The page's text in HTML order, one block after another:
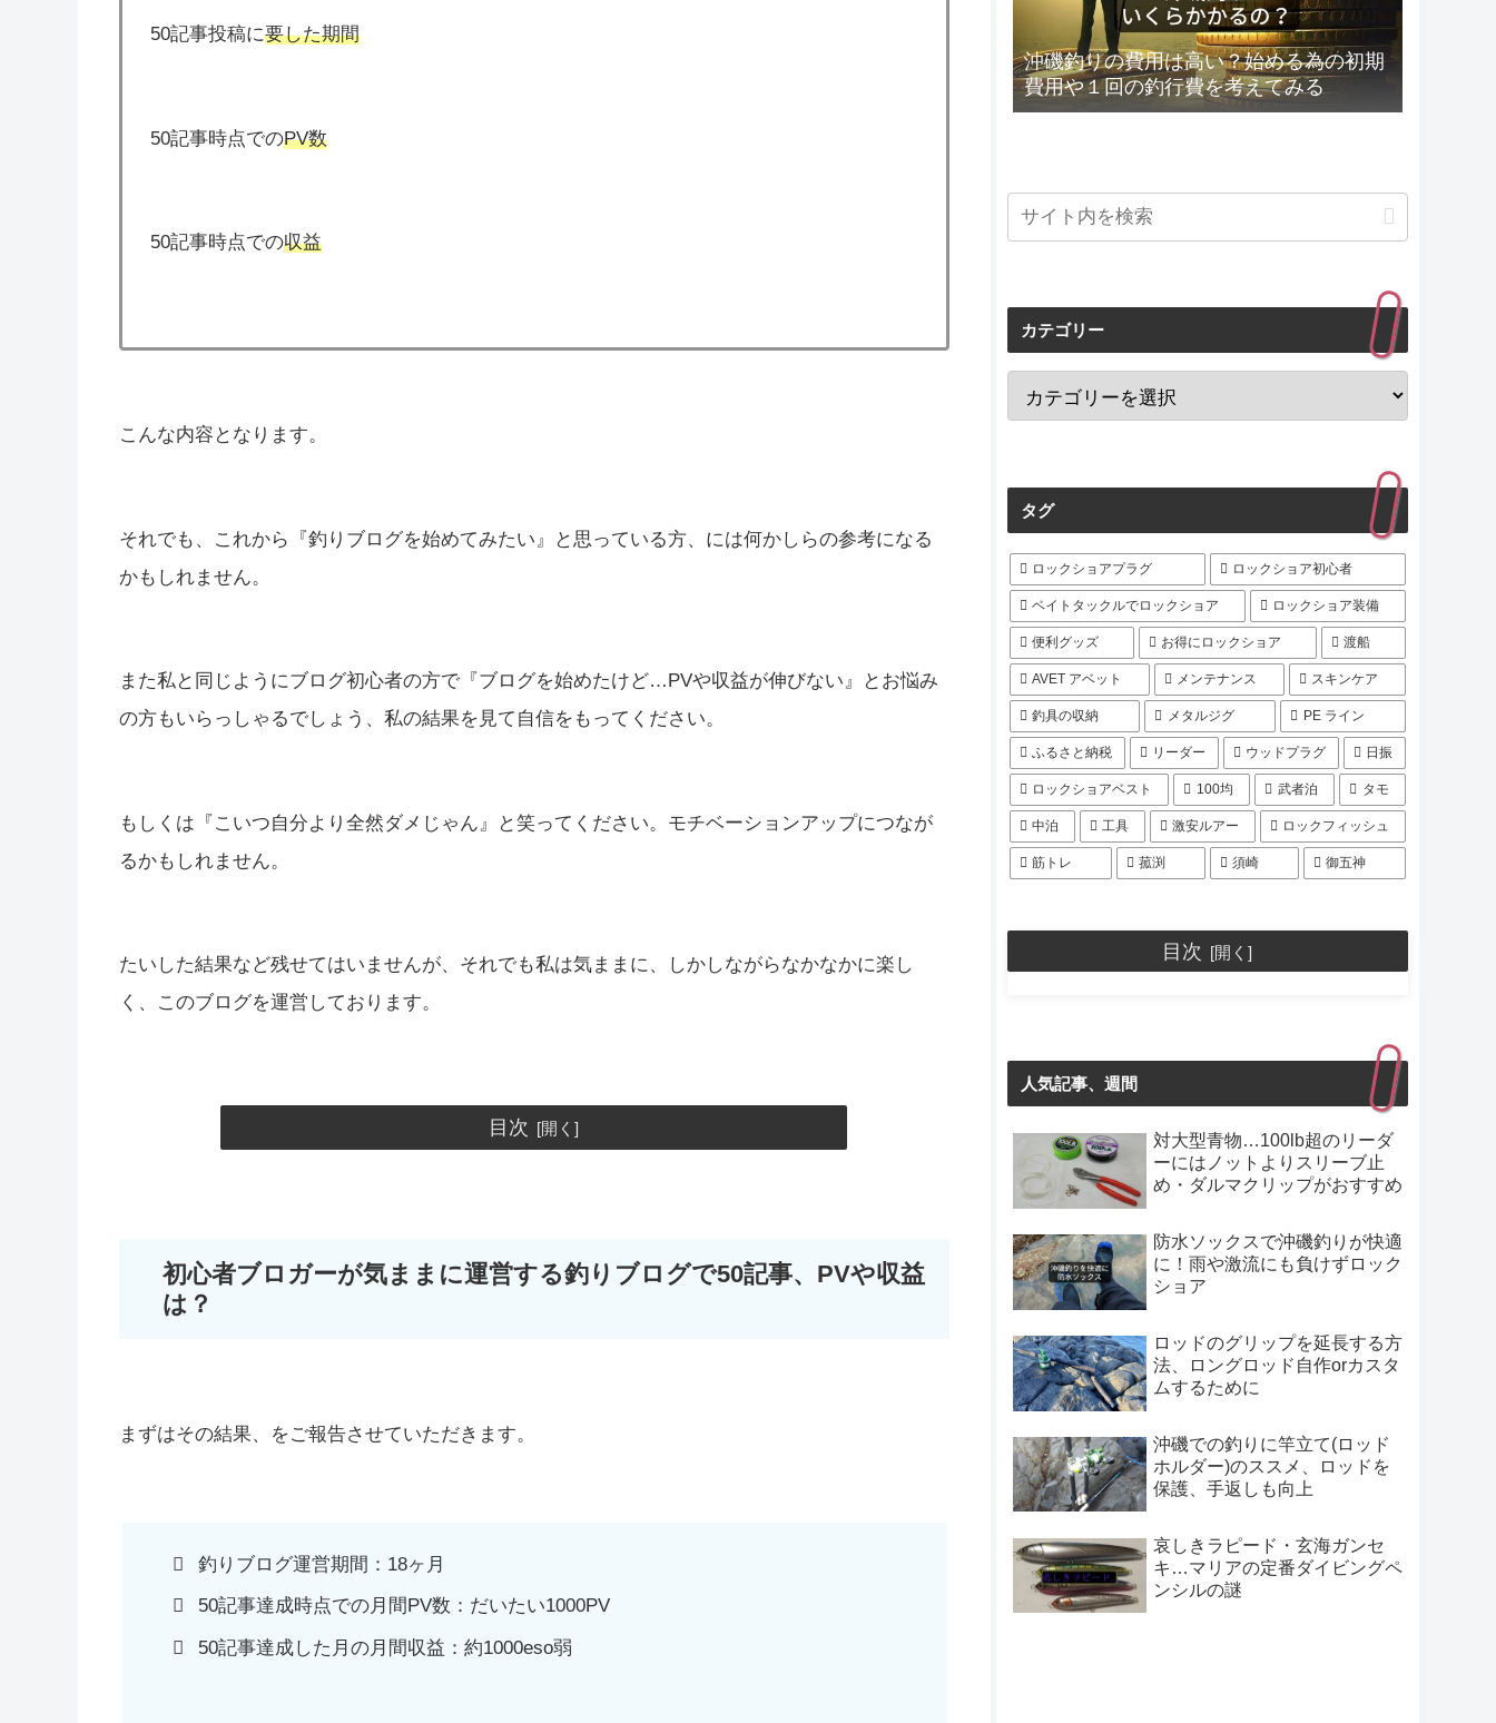
50記事投稿に要した期間
50記事時点でのPV数
50記事時点での収益
こんな内容となります。
それでも、これから『釣りブログを始めてみたい』と思っている方、には何かしらの参考になる
かもしれません。
また私と同じようにブログ初心者の方で『ブログを始めたけど…PVや収益が伸びない』とお悩み
の方もいらっしゃるでしょう、私の結果を見て自信をもってください。
もしくは『こいつ自分より全然ダメじゃん』と笑ってください。モチベーションアップにつなが
るかもしれません。
たいした結果など残せてはいませんが、それでも私は気ままに、しかしながらなかなかに楽し
く、このブログを運営しております。
目次
初心者ブロガーが気ままに運営する釣りブログで50記事、PVや収益
は？
まずはその結果、をご報告させていただきます。
釣りブログ運営期間：18ヶ月
50記事達成時点での月間PV数：だいたい1000PV
50記事達成した月の月間収益：約1000eso弱
沖磯釣りの費用は高い？始める為の初期
費用や１回の釣行費を考えてみる
カテゴリー
タグ
ロックショアプラグ ロックショア初心者
ベイトタックルでロックショア ロックショア装備
便利グッズ お得にロックショア 渡船
AVET アベット メンテナンス スキンケア
釣具の収納 メタルジグ PE ライン
ふるさと納税 リーダー ウッドプラグ 日振
ロックショアベスト 100均 武者泊 タモ
中泊 工具 激安ルアー ロックフィッシュ
筋トレ 菰渕 須崎 御五神
目次
人気記事、週間
対大型青物…100lb超のリーダ
ーにはノットよりスリーブ止
め・ダルマクリップがおすすめ
防水ソックスで沖磯釣りが快適
に！雨や激流にも負けずロック
ショア
ロッドのグリップを延長する方
法、ロングロッド自作orカスタ
ムするために
沖磯での釣りに竿立て(ロッド
ホルダー)のススメ、ロッドを
保護、手返しも向上
哀しきラピード・玄海ガンセ
キ…マリアの定番ダイビングペ
ンシルの謎